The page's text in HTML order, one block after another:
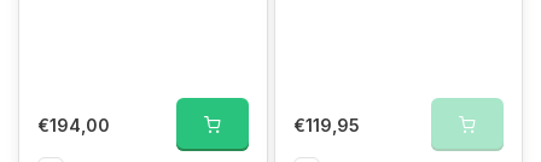
€194,00 €119,95